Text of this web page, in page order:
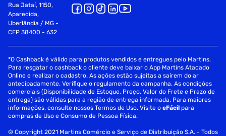
Rua Jataí, 1150,
Aparecida,
Uberlândia / MG -
CEP 38400 - 632
*O Cashback é válido para produtos vendidos e entregues pelo Martins.
Para resgatar o cashback o cliente deve baixar o App Martins Atacado
Online e realizar o cadastro. As ações estão sujeitas a saírem do ar
antecipadamente. Verifique o regulamento da campanha. As condições
comerciais (Disponibilidade de Estoque, Preço, Valor do Frete e Prazo de
entrega) são válidas para a região de entrega informada. Para maiores
informações, consulte nossos Termos de Uso. Visite oeFácil para
compras de Uso e Consumo de Pessoa Física.
© Copyright 2021 Martins Comércio e Serviço de Distribuição S.A. - Todos